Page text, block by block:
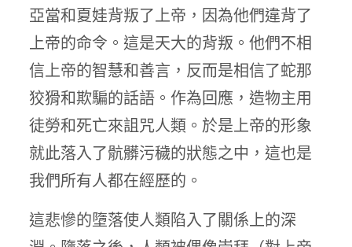
亞當和夏娃背叛了上帝，因為他們違背了
上帝的命令。這是天大的背叛。他們不相
信上帝的智慧和善言，反而是相信了蛇那
狡猾和欺騙的話語。作為回應，造物主用
徒勞和死亡來詛咒人類。於是上帝的形象
就此落入了骯髒污穢的狀態之中，這也是
我們所有人都在經歷的。
這悲慘的墮落使人類陷入了關係上的深